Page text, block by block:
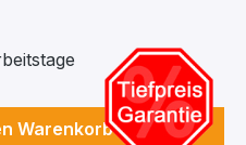
Wert
Warenkorb